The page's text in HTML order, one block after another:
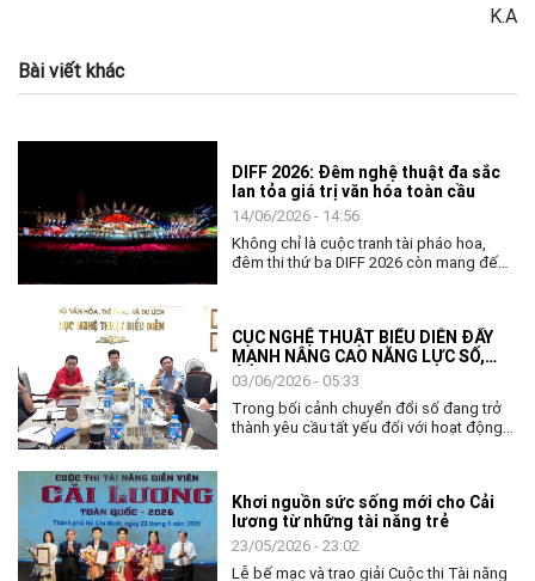
K.A
Bài viết khác
DIFF 2026: Đêm nghệ thuật đa sắc
lan tỏa giá trị văn hóa toàn cầu
14/06/2026 - 14:56
Không chỉ là cuộc tranh tài pháo hoa,
đêm thi thứ ba DIFF 2026 còn mang đến
CỤC NGHỆ THUẬT BIỂU DIỄN ĐẨY
MẠNH NÂNG CAO NĂNG LỰC SỐ,
ỨNG DỤNG AI TRONG THỰC THI
CÔNG VỤ
03/06/2026 - 05:33
Trong bối cảnh chuyển đổi số đang trở
thành yêu cầu tất yếu đối với hoạt động
càng có ý nghĩa quan trọng. Với tinh thần
chủ động thích ứng và đổi mới, ngày
02/6, Cục Nghệ thuật biểu diễn đã tổ
chức chương trình tập huấn, bồi dưỡng
Khơi nguồn sức sống mới cho Cải
lương từ những tài năng trẻ
23/05/2026 - 23:02
Lễ bế mạc và trao giải Cuộc thi Tài năng